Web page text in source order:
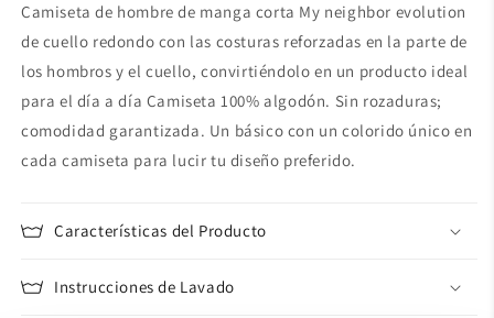
Camiseta de hombre de manga corta My neighbor evolution
de cuello redondo con las costuras reforzadas en la parte de
los hombros y el cuello, convirtiéndolo en un producto ideal
para el día a día Camiseta 100% algodón. Sin rozaduras;
comodidad garantizada. Un básico con un colorido único en
cada camiseta para lucir tu diseño preferido.
Características del Producto
Instrucciones de Lavado